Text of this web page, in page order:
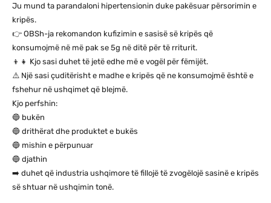
Ju mund ta parandaloni hipertensionin duke pakësuar përsorimin e
kripës.
👉 OBSh-ja rekomandon kufizimin e sasisë së kripës që
konsumojmë në më pak se 5g në ditë për të rriturit.
👦👧 Kjo sasi duhet të jetë edhe më e vogël për fëmijët.
⚠️ Një sasi çuditërisht e madhe e kripës që ne konsumojmë është e
fshehur në ushqimet që blejmë.
Kjo perfshin:
🔵 bukën
🔵 drithërat dhe produktet e bukës
🔵 mishin e përpunuar
🔵 djathin
➡️ duhet që industria ushqimore të fillojë të zvogëlojë sasinë e kripës
së shtuar në ushqimin tonë.